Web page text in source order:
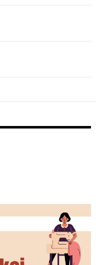
d e